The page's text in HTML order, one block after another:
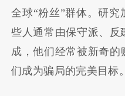
全球“粉丝”群体。研
些人通常由保守派、反
成，他们经常被新奇
们成为骗局的完美目标。